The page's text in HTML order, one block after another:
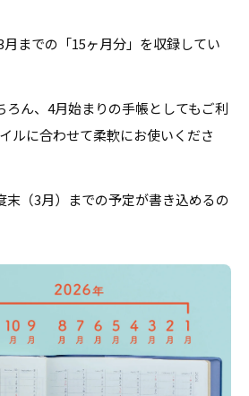
までの「15ヶ月分」を収録してい
ろん、4月始まりの手帳としてもご利
ルに合わせて柔軟にお使いくださ
末（3月）までの予定が書き込めるの